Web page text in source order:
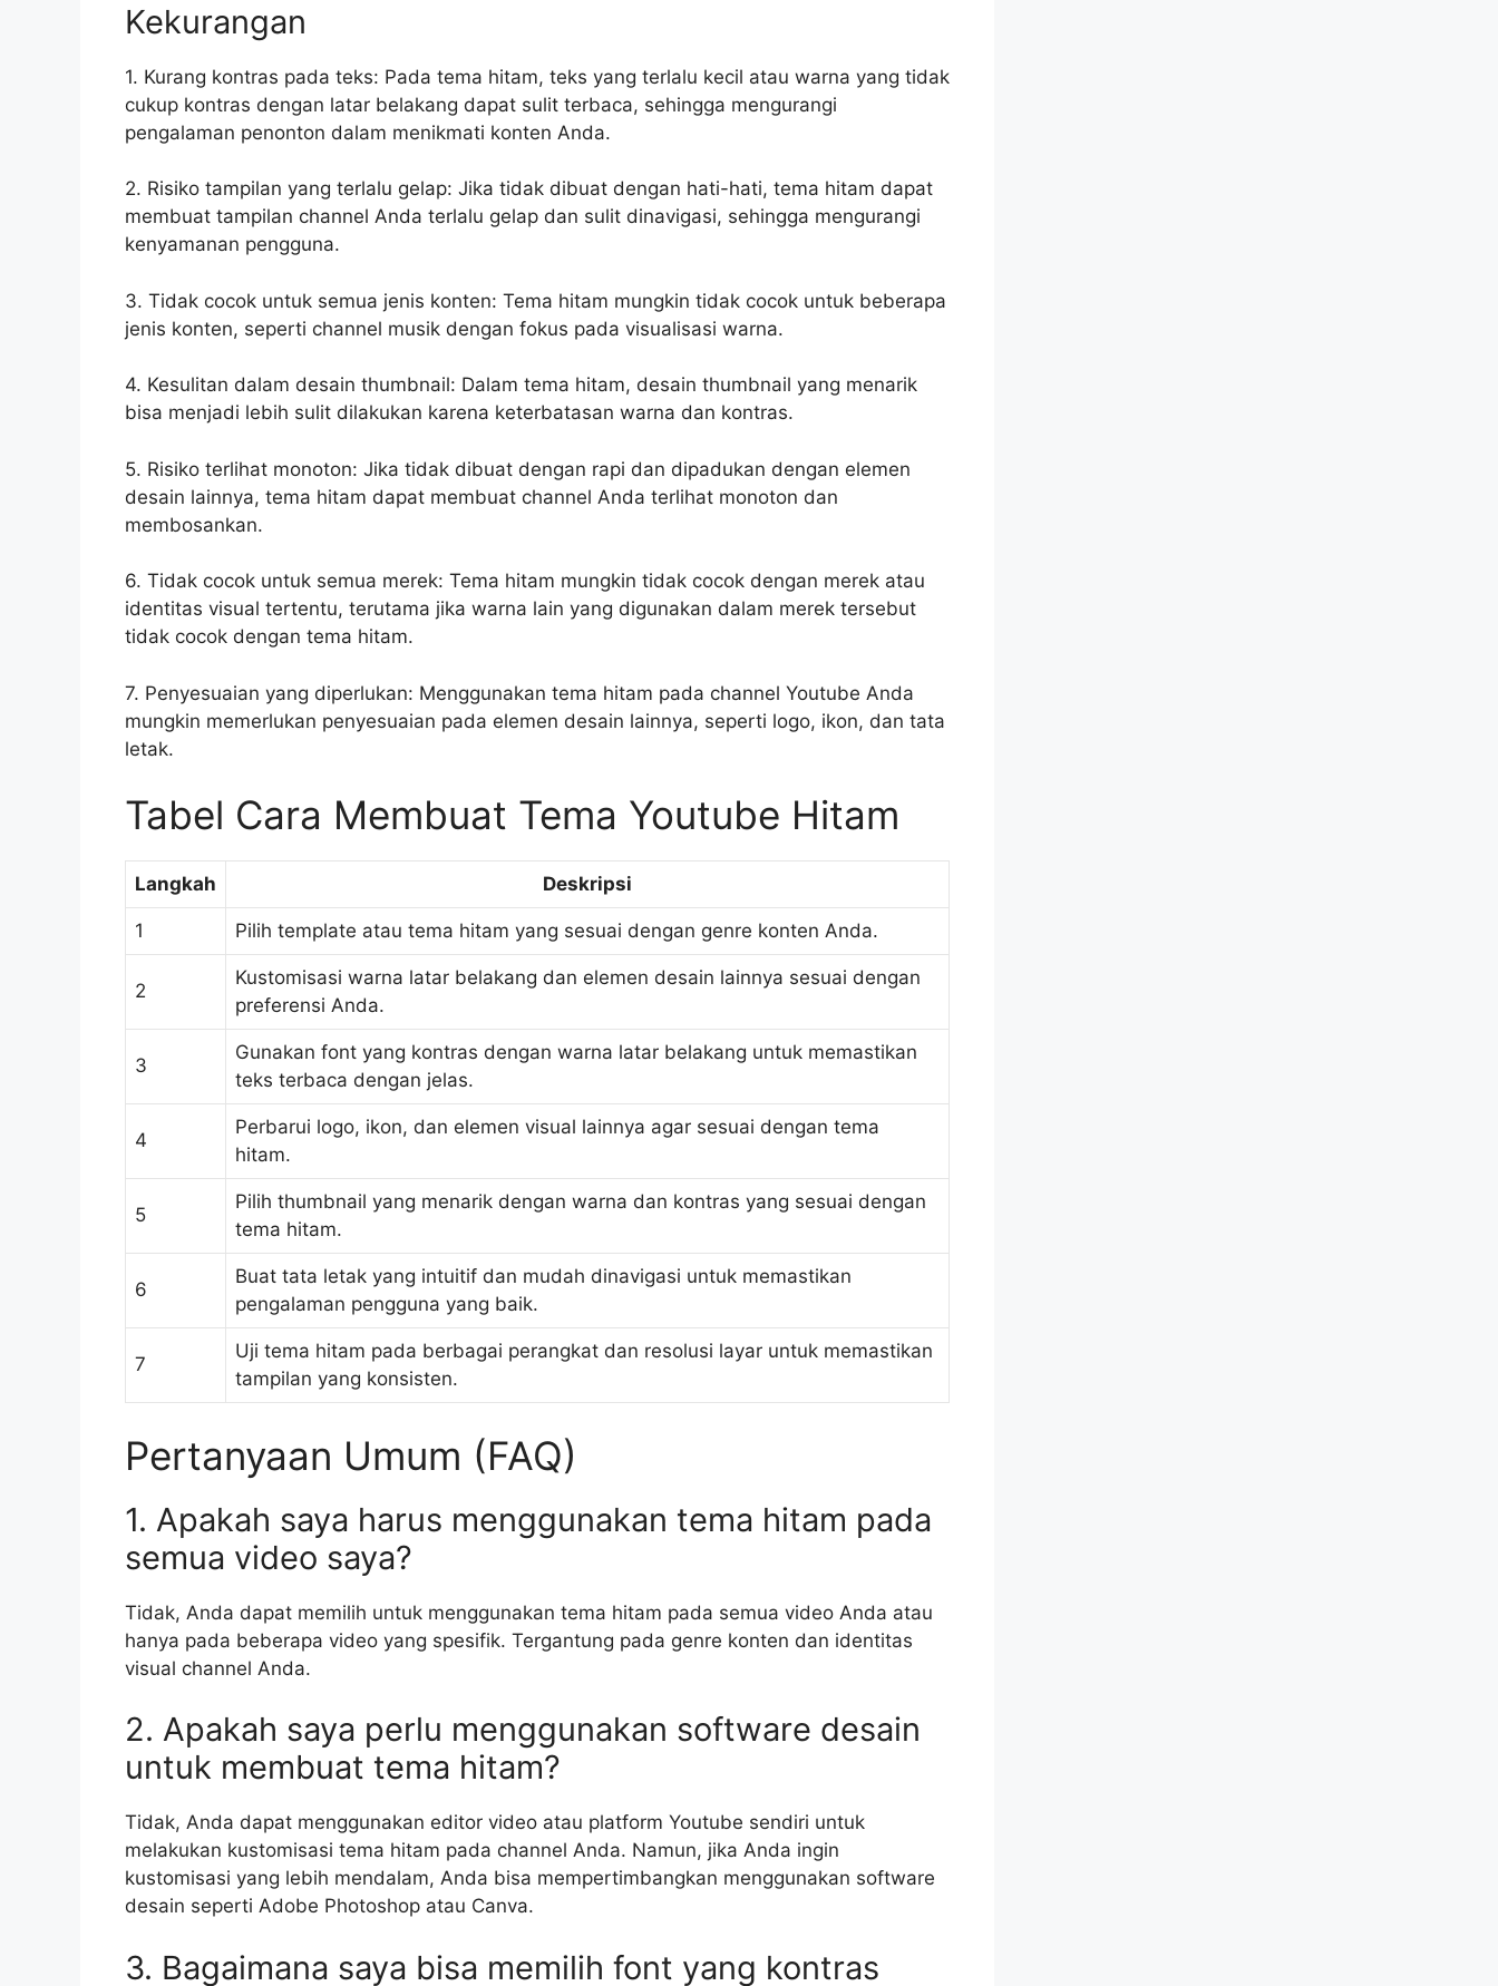
Kekurangan
1. Kurang kontras pada teks: Pada tema hitam, teks yang terlalu kecil atau warna yang tidak
cukup kontras dengan latar belakang dapat sulit terbaca, sehingga mengurangi
pengalaman penonton dalam menikmati konten Anda.
2. Risiko tampilan yang terlalu gelap: Jika tidak dibuat dengan hati-hati, tema hitam dapat
membuat tampilan channel Anda terlalu gelap dan sulit dinavigasi, sehingga mengurangi
kenyamanan pengguna.
3. Tidak cocok untuk semua jenis konten: Tema hitam mungkin tidak cocok untuk beberapa
jenis konten, seperti channel musik dengan fokus pada visualisasi warna.
4. Kesulitan dalam desain thumbnail: Dalam tema hitam, desain thumbnail yang menarik
bisa menjadi lebih sulit dilakukan karena keterbatasan warna dan kontras.
5. Risiko terlihat monoton: Jika tidak dibuat dengan rapi dan dipadukan dengan elemen
desain lainnya, tema hitam dapat membuat channel Anda terlihat monoton dan
membosankan.
6. Tidak cocok untuk semua merek: Tema hitam mungkin tidak cocok dengan merek atau
identitas visual tertentu, terutama jika warna lain yang digunakan dalam merek tersebut
tidak cocok dengan tema hitam.
7. Penyesuaian yang diperlukan: Menggunakan tema hitam pada channel Youtube Anda
mungkin memerlukan penyesuaian pada elemen desain lainnya, seperti logo, ikon, dan tata
letak.
Tabel Cara Membuat Tema Youtube Hitam
Langkah Deskripsi
1 Pilih template atau tema hitam yang sesuai dengan genre konten Anda.
2
Kustomisasi warna latar belakang dan elemen desain lainnya sesuai dengan
preferensi Anda.
3
Gunakan font yang kontras dengan warna latar belakang untuk memastikan
teks terbaca dengan jelas.
4
Perbarui logo, ikon, dan elemen visual lainnya agar sesuai dengan tema
hitam.
5
Pilih thumbnail yang menarik dengan warna dan kontras yang sesuai dengan
tema hitam.
6
Buat tata letak yang intuitif dan mudah dinavigasi untuk memastikan
pengalaman pengguna yang baik.
7
Uji tema hitam pada berbagai perangkat dan resolusi layar untuk memastikan
tampilan yang konsisten.
Pertanyaan Umum (FAQ)
1. Apakah saya harus menggunakan tema hitam pada
semua video saya?
Tidak, Anda dapat memilih untuk menggunakan tema hitam pada semua video Anda atau
hanya pada beberapa video yang spesifik. Tergantung pada genre konten dan identitas
visual channel Anda.
2. Apakah saya perlu menggunakan software desain
untuk membuat tema hitam?
Tidak, Anda dapat menggunakan editor video atau platform Youtube sendiri untuk
melakukan kustomisasi tema hitam pada channel Anda. Namun, jika Anda ingin
kustomisasi yang lebih mendalam, Anda bisa mempertimbangkan menggunakan software
desain seperti Adobe Photoshop atau Canva.
3. Bagaimana saya bisa memilih font yang kontras